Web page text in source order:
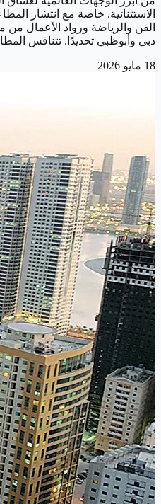
الاستثنائية. خاصة مع انتشار
الفن والرياضة ورواد الأعمال من
دبي وأبوظبي تحديدًا. تتنافس
18 مايو 2026